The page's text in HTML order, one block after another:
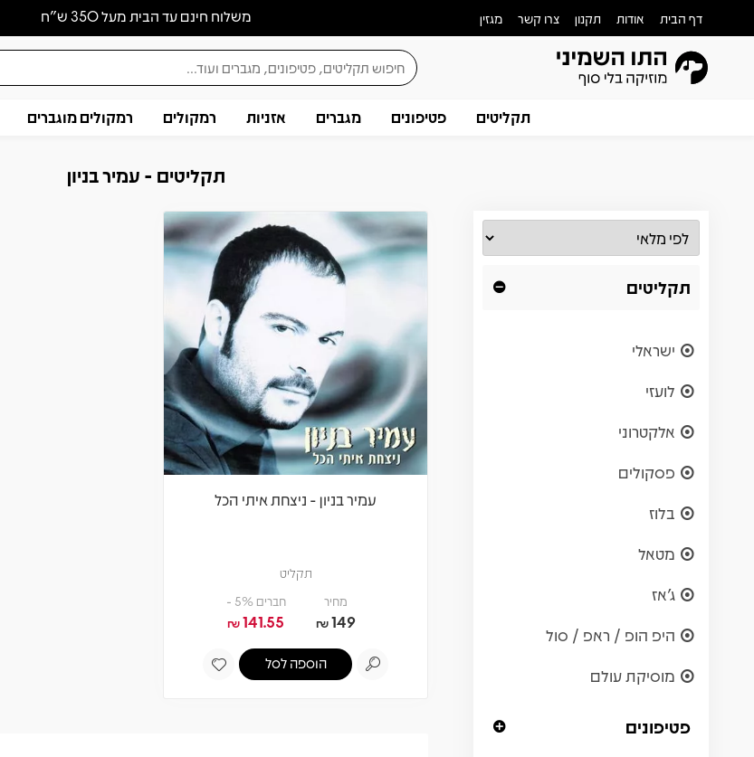
משלוח חינם עד הבית מעל 350 ש״ח דף הבית אודות תקנון צרו קשר מגזין
תקליטים פטיפונים מגברים אזניות רמקולים רמקולים מוגברים
תקליטים - עמיר בניון
תקליטים
ישראלי
לועזי
אלקטרוני
פסקולים
בלוז
מטאל
ג'אז
היפ הופ / ראפ / סול
מוסיקת עולם
פטיפונים
עמיר בניון - ניצחת איתי הכל
תקליט
מחיר
149
₪
חברים 5% -
141.55
₪
הוספה לסל